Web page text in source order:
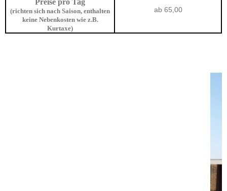
Preise pro Tag
(richten sich nach Saison, enthalten
keine Nebenkosten wie z.B.
Kurtaxe)
ab 65,00